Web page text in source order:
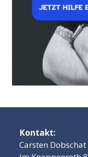
Kontakt:
Carsten Dobschat